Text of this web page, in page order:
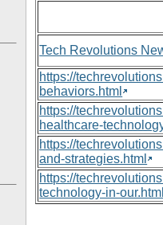
Tech Revolutions
https://
behaviors.html
https://
healthcare-
https://
and-strategies.html
https://
technology-in-